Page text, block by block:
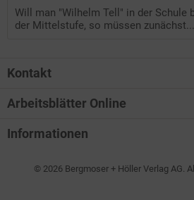
Will man "Wilhelm Tell" in der Schule
der Mittelstufe, so müssen zunächst...
Kontakt
Arbeitsblätter Online
Informationen
© 2026 Bergmoser + Höller Verlag AG.